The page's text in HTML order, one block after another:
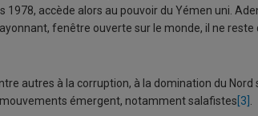
accède alors au pouvoir du Yémen uni.
fenêtre ouverte sur le monde, il ne reste
autres à la corruption, à la domination du Nord
émergent, notamment salafistes [3]